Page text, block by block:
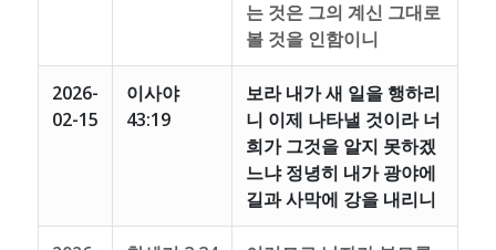
는 것은 그의 계신 그대로
볼 것을 인함이니
2026-
02-15
이사야
43:19
보라 내가 새 일을 행하리
니 이제 나타낼 것이라 너
희가 그것을 알지 못하겠
느냐 정녕히 내가 광야에
길과 사막에 강을 내리니